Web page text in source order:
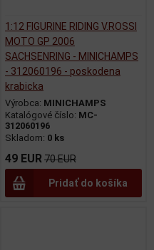
1:12 FIGURINE RIDING V.ROSSI
MOTO GP 2006
SACHSENRING - MINICHAMPS
- 312060196 - poskodena
krabicka
Výrobca: MINICHAMPS
Katalógové číslo: MC-
312060196
Skladom: 0 ks
49 EUR 70 EUR
Pridať do košíka